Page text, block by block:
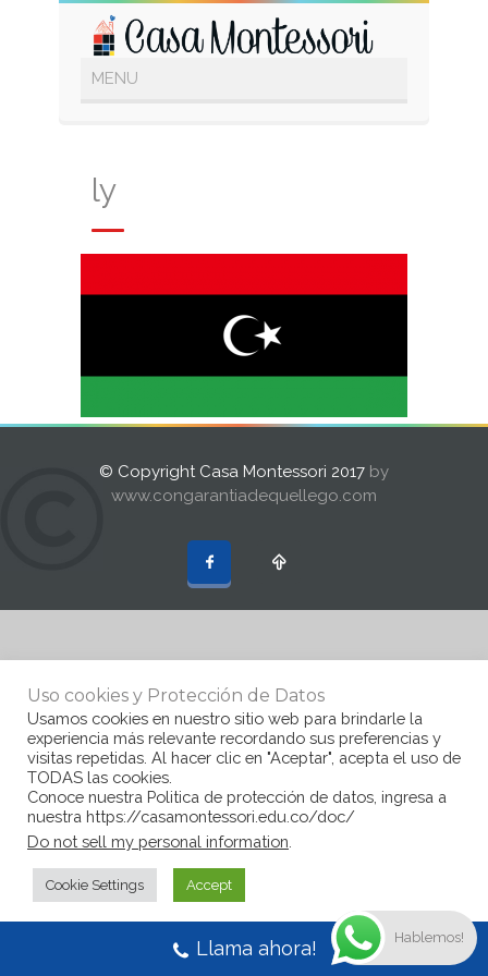
ly
© Copyright Casa Montessori 2017 by
www.congarantiadequellego.com
Uso cookies y Protección de Datos
Usamos cookies en nuestro sitio web para brindarle la
experiencia más relevante recordando sus preferencias y
visitas repetidas. Al hacer clic en "Aceptar", acepta el uso de
TODAS las cookies.
Conoce nuestra Politica de protección de datos, ingresa a
nuestra https://casamontessori.edu.co/doc/
Do not sell my personal information
Cookie Settings Accept
Llama ahora! Hablemos!